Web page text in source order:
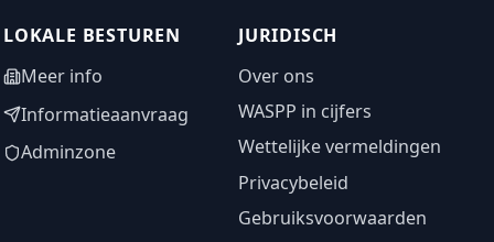
LOKALE BESTUREN
Meer info
Informatieaanvraag
Adminzone
JURIDISCH
Over ons
WASPP in cijfers
Wettelijke vermeldingen
Privacybeleid
Gebruiksvoorwaarden